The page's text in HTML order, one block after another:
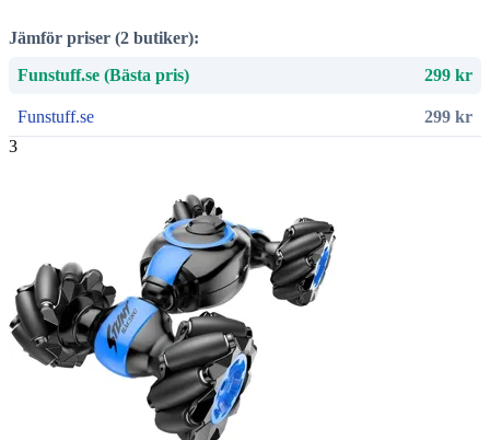
Jämför priser (2 butiker):
Funstuff.se (Bästa pris)
299 kr
Funstuff.se
299 kr
3